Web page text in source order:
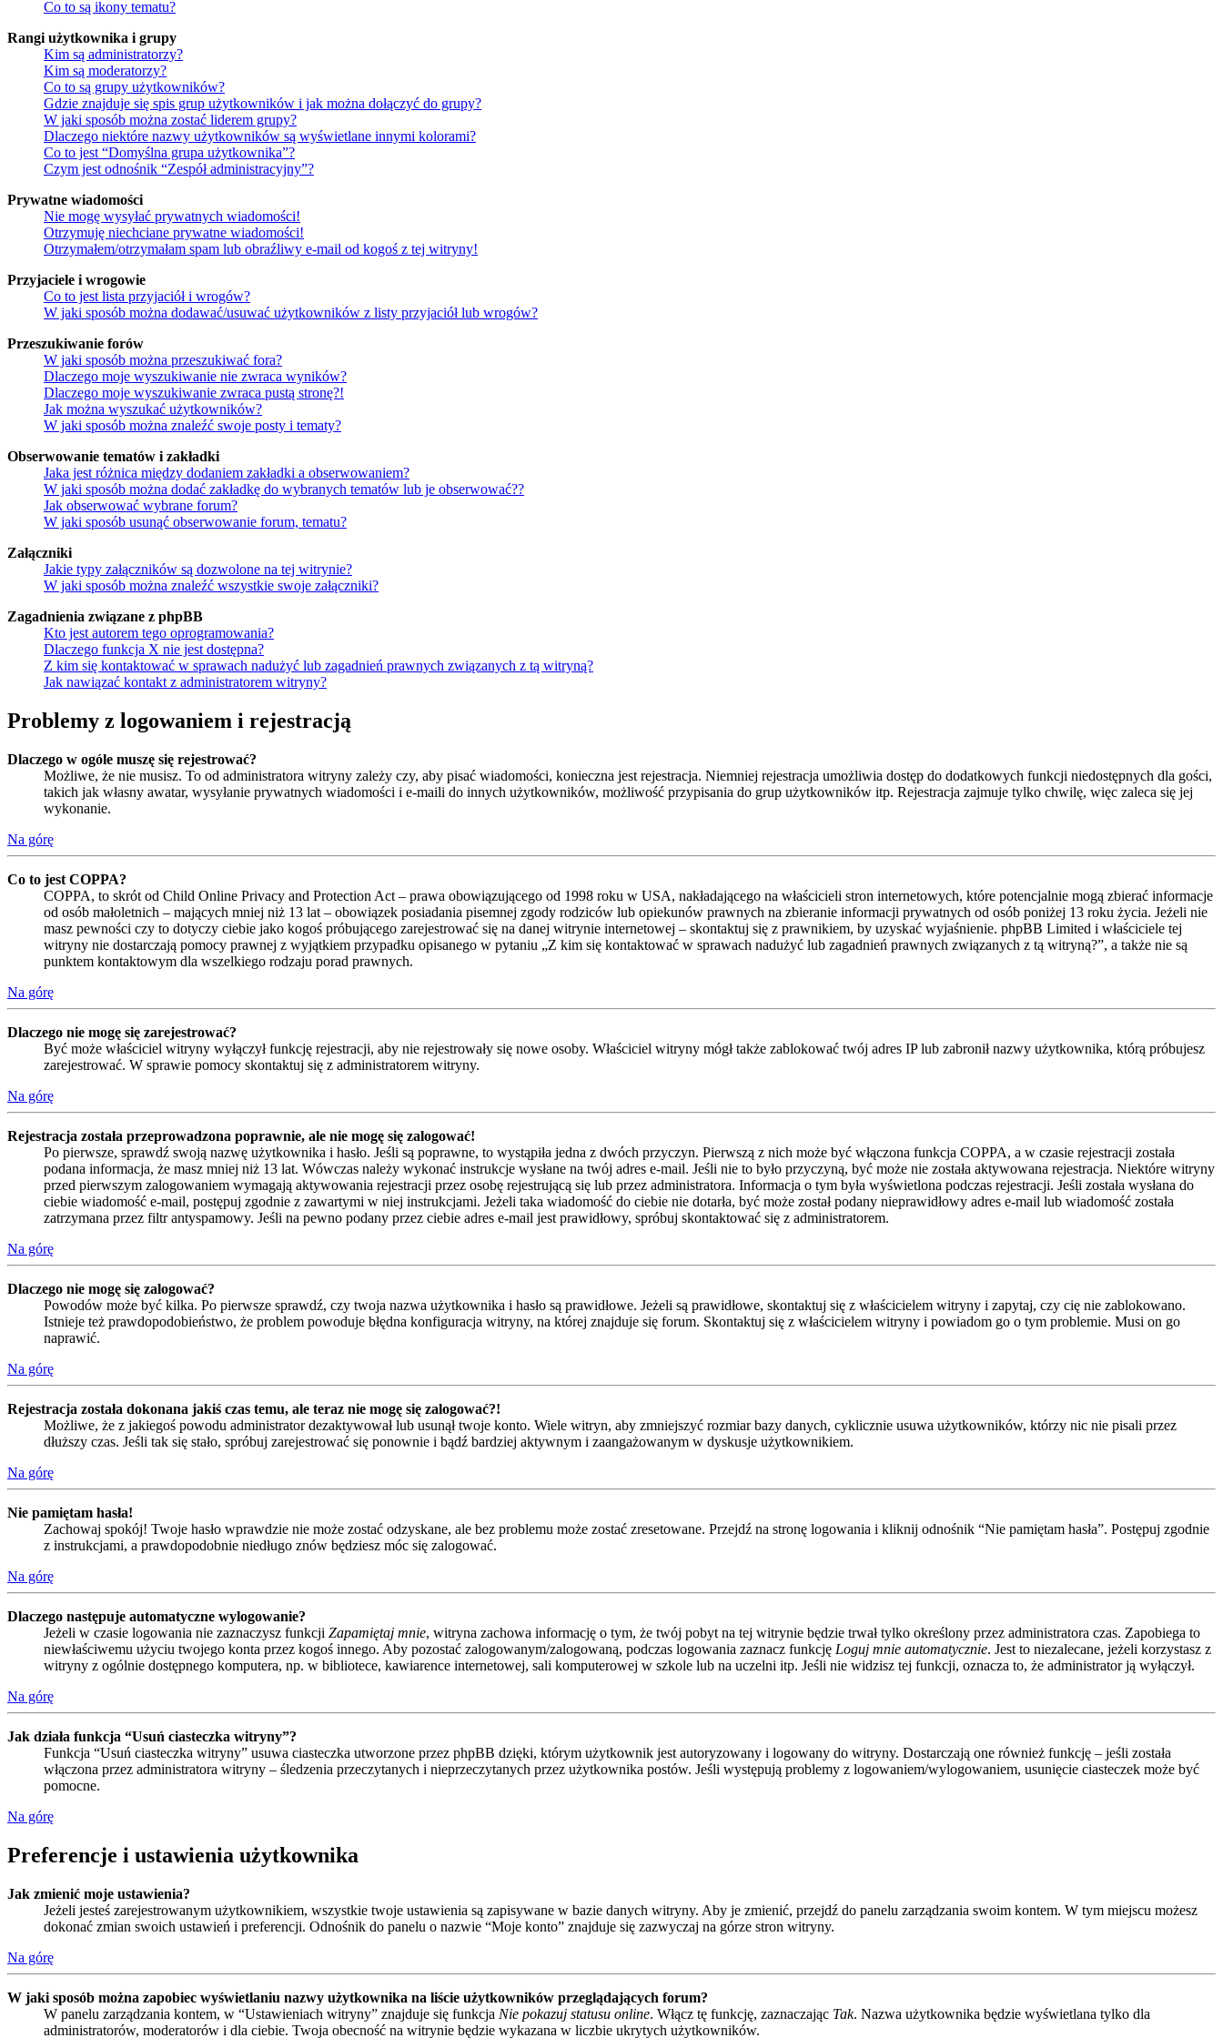
Co to są ikony tematu?
Rangi użytkownika i grupy
Kim są administratorzy?
Kim są moderatorzy?
Co to są grupy użytkowników?
Gdzie znajduje się spis grup użytkowników i jak można dołączyć do grupy?
W jaki sposób można zostać liderem grupy?
Dlaczego niektóre nazwy użytkowników są wyświetlane innymi kolorami?
Co to jest “Domyślna grupa użytkownika”?
Czym jest odnośnik “Zespół administracyjny”?
Prywatne wiadomości
Nie mogę wysyłać prywatnych wiadomości!
Otrzymuję niechciane prywatne wiadomości!
Otrzymałem/otrzymałam spam lub obraźliwy e-mail od kogoś z tej witryny!
Przyjaciele i wrogowie
Co to jest lista przyjaciół i wrogów?
W jaki sposób można dodawać/usuwać użytkowników z listy przyjaciół lub wrogów?
Przeszukiwanie forów
W jaki sposób można przeszukiwać fora?
Dlaczego moje wyszukiwanie nie zwraca wyników?
Dlaczego moje wyszukiwanie zwraca pustą stronę?!
Jak można wyszukać użytkowników?
W jaki sposób można znaleźć swoje posty i tematy?
Obserwowanie tematów i zakładki
Jaka jest różnica między dodaniem zakładki a obserwowaniem?
W jaki sposób można dodać zakładkę do wybranych tematów lub je obserwować??
Jak obserwować wybrane forum?
W jaki sposób usunąć obserwowanie forum, tematu?
Załączniki
Jakie typy załączników są dozwolone na tej witrynie?
W jaki sposób można znaleźć wszystkie swoje załączniki?
Zagadnienia związane z phpBB
Kto jest autorem tego oprogramowania?
Dlaczego funkcja X nie jest dostępna?
Z kim się kontaktować w sprawach nadużyć lub zagadnień prawnych związanych z tą witryną?
Jak nawiązać kontakt z administratorem witryny?
Problemy z logowaniem i rejestracją
Dlaczego w ogóle muszę się rejestrować?
Możliwe, że nie musisz. To od administratora witryny zależy czy, aby pisać wiadomości, konieczna jest rejestracja. Niemniej rejestracja umożliwia dostęp do dodatkowych funkcji niedostępnych dla gości,
takich jak własny awatar, wysyłanie prywatnych wiadomości i e-maili do innych użytkowników, możliwość przypisania do grup użytkowników itp. Rejestracja zajmuje tylko chwilę, więc zaleca się jej
wykonanie.
Na górę
Co to jest COPPA?
COPPA, to skrót od Child Online Privacy and Protection Act – prawa obowiązującego od 1998 roku w USA, nakładającego na właścicieli stron internetowych, które potencjalnie mogą zbierać informacje
od osób małoletnich – mających mniej niż 13 lat – obowiązek posiadania pisemnej zgody rodziców lub opiekunów prawnych na zbieranie informacji prywatnych od osób poniżej 13 roku życia. Jeżeli nie
masz pewności czy to dotyczy ciebie jako kogoś próbującego zarejestrować się na danej witrynie internetowej – skontaktuj się z prawnikiem, by uzyskać wyjaśnienie. phpBB Limited i właściciele tej
witryny nie dostarczają pomocy prawnej z wyjątkiem przypadku opisanego w pytaniu „Z kim się kontaktować w sprawach nadużyć lub zagadnień prawnych związanych z tą witryną?”, a także nie są
punktem kontaktowym dla wszelkiego rodzaju porad prawnych.
Na górę
Dlaczego nie mogę się zarejestrować?
Być może właściciel witryny wyłączył funkcję rejestracji, aby nie rejestrowały się nowe osoby. Właściciel witryny mógł także zablokować twój adres IP lub zabronił nazwy użytkownika, którą próbujesz
zarejestrować. W sprawie pomocy skontaktuj się z administratorem witryny.
Na górę
Rejestracja została przeprowadzona poprawnie, ale nie mogę się zalogować!
Po pierwsze, sprawdź swoją nazwę użytkownika i hasło. Jeśli są poprawne, to wystąpiła jedna z dwóch przyczyn. Pierwszą z nich może być włączona funkcja COPPA, a w czasie rejestracji została
podana informacja, że masz mniej niż 13 lat. Wówczas należy wykonać instrukcje wysłane na twój adres e-mail. Jeśli nie to było przyczyną, być może nie została aktywowana rejestracja. Niektóre witryny
przed pierwszym zalogowaniem wymagają aktywowania rejestracji przez osobę rejestrującą się lub przez administratora. Informacja o tym była wyświetlona podczas rejestracji. Jeśli została wysłana do
ciebie wiadomość e-mail, postępuj zgodnie z zawartymi w niej instrukcjami. Jeżeli taka wiadomość do ciebie nie dotarła, być może został podany nieprawidłowy adres e-mail lub wiadomość została
zatrzymana przez filtr antyspamowy. Jeśli na pewno podany przez ciebie adres e-mail jest prawidłowy, spróbuj skontaktować się z administratorem.
Na górę
Dlaczego nie mogę się zalogować?
Powodów może być kilka. Po pierwsze sprawdź, czy twoja nazwa użytkownika i hasło są prawidłowe. Jeżeli są prawidłowe, skontaktuj się z właścicielem witryny i zapytaj, czy cię nie zablokowano.
Istnieje też prawdopodobieństwo, że problem powoduje błędna konfiguracja witryny, na której znajduje się forum. Skontaktuj się z właścicielem witryny i powiadom go o tym problemie. Musi on go
naprawić.
Na górę
Rejestracja została dokonana jakiś czas temu, ale teraz nie mogę się zalogować?!
Możliwe, że z jakiegoś powodu administrator dezaktywował lub usunął twoje konto. Wiele witryn, aby zmniejszyć rozmiar bazy danych, cyklicznie usuwa użytkowników, którzy nic nie pisali przez
dłuższy czas. Jeśli tak się stało, spróbuj zarejestrować się ponownie i bądź bardziej aktywnym i zaangażowanym w dyskusje użytkownikiem.
Na górę
Nie pamiętam hasła!
Zachowaj spokój! Twoje hasło wprawdzie nie może zostać odzyskane, ale bez problemu może zostać zresetowane. Przejdź na stronę logowania i kliknij odnośnik “Nie pamiętam hasła”. Postępuj zgodnie
z instrukcjami, a prawdopodobnie niedługo znów będziesz móc się zalogować.
Na górę
Dlaczego następuje automatyczne wylogowanie?
Jeżeli w czasie logowania nie zaznaczysz funkcji Zapamiętaj mnie, witryna zachowa informację o tym, że twój pobyt na tej witrynie będzie trwał tylko określony przez administratora czas. Zapobiega to
niewłaściwemu użyciu twojego konta przez kogoś innego. Aby pozostać zalogowanym/zalogowaną, podczas logowania zaznacz funkcję Loguj mnie automatycznie. Jest to niezalecane, jeżeli korzystasz z
witryny z ogólnie dostępnego komputera, np. w bibliotece, kawiarence internetowej, sali komputerowej w szkole lub na uczelni itp. Jeśli nie widzisz tej funkcji, oznacza to, że administrator ją wyłączył.
Na górę
Jak działa funkcja “Usuń ciasteczka witryny”?
Funkcja “Usuń ciasteczka witryny” usuwa ciasteczka utworzone przez phpBB dzięki, którym użytkownik jest autoryzowany i logowany do witryny. Dostarczają one również funkcję – jeśli została
włączona przez administratora witryny – śledzenia przeczytanych i nieprzeczytanych przez użytkownika postów. Jeśli występują problemy z logowaniem/wylogowaniem, usunięcie ciasteczek może być
pomocne.
Na górę
Preferencje i ustawienia użytkownika
Jak zmienić moje ustawienia?
Jeżeli jesteś zarejestrowanym użytkownikiem, wszystkie twoje ustawienia są zapisywane w bazie danych witryny. Aby je zmienić, przejdź do panelu zarządzania swoim kontem. W tym miejscu możesz
dokonać zmian swoich ustawień i preferencji. Odnośnik do panelu o nazwie “Moje konto” znajduje się zazwyczaj na górze stron witryny.
Na górę
W jaki sposób można zapobiec wyświetlaniu nazwy użytkownika na liście użytkowników przeglądających forum?
W panelu zarządzania kontem, w “Ustawieniach witryny” znajduje się funkcja Nie pokazuj statusu online. Włącz tę funkcję, zaznaczając Tak. Nazwa użytkownika będzie wyświetlana tylko dla
administratorów, moderatorów i dla ciebie. Twoja obecność na witrynie będzie wykazana w liczbie ukrytych użytkowników.